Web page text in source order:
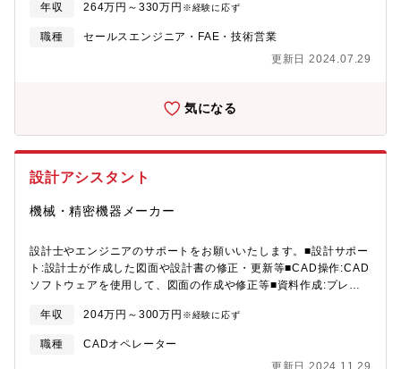
年収 264万円～330万円 ※経験に応ず
職種
セールスエンジニア・FAE・技術営業
更新日 2024.07.29
気になる
設計アシスタント
機械・精密機器メーカー
設計士やエンジニアのサポートをお願いいたします。■設計サポー
ト:設計士が作成した図面や設計書の修正・更新等■CAD操作:CAD
ソフトウェアを使用して、図面の作成や修正等■資料作成:プレゼ
やメールの管理、書類整理等■プロジェクト管理:プロジェクトの
進行状況の管理・スケジュールの調整・進捗報告等※これまでの
経験をもとに業務内容を決定します。
年収 204万円～300万円 ※経験に応ず
職種
CADオペレーター
更新日 2024.11.29